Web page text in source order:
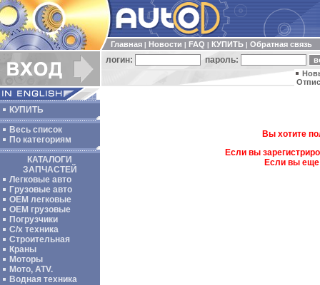
Главная Новости FAQ КУПИТЬ Обратная связь
логин: пароль:
КУПИТЬ
Весь список
По категориям
КАТАЛОГИ
ЗАПЧАСТЕЙ
Легковые авто
Грузовые авто
ОЕМ легковые
OEM грузовые
Погрузчики
С/х техника
Строительная
Краны
Моторы
Мото, ATV.
Водная техника
Вы хотите
Если вы
Если вы еще